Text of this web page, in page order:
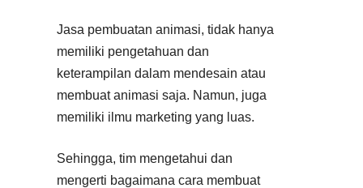
Jasa pembuatan animasi, tidak hanya
memiliki pengetahuan dan
keterampilan dalam mendesain atau
membuat animasi saja. Namun, juga
memiliki ilmu marketing yang luas.
Sehingga, tim mengetahui dan
mengerti bagaimana cara membuat